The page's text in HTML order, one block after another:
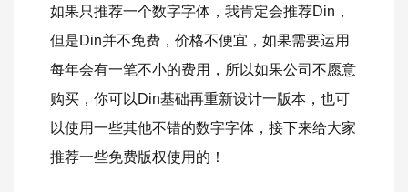
如果只推荐一个数字字体，我肯定会推荐Din，
但是Din并不免费，价格不便宜，如果需要运用
每年会有一笔不小的费用，所以如果公司不愿意
购买，你可以Din基础再重新设计一版本，也可
以使用一些其他不错的数字字体，接下来给大家
推荐一些免费版权使用的！